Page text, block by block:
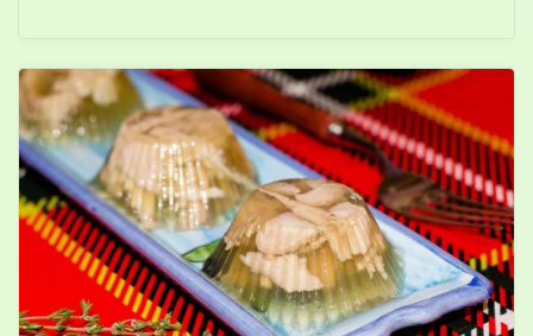
—
изысканный
рецепт"